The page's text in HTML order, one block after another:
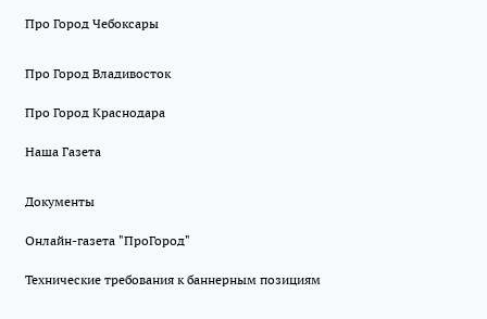
Про Город Чебоксары
Про Город Владивосток
Про Город Краснодара
Наша Газета
Документы
Онлайн-газета "ПроГород"
Технические требования к баннерным позициям